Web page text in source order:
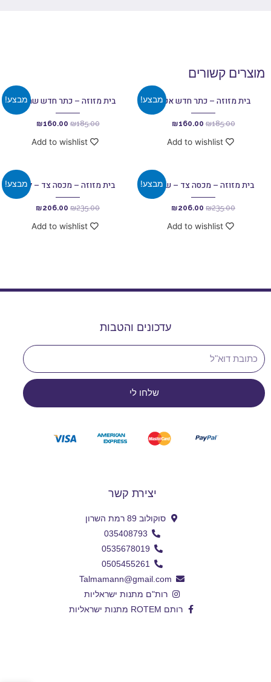
מוצרים קשורים
מבצע!בית מזוזה – כתר חדש אפור
₪185.00
₪160.00
Add to wishlist
מבצע!בית מזוזה – כתר חדש שחור
₪185.00
₪160.00
Add to wishlist
מבצע!בית מזוזה – מכסה צד – שחור
₪235.00
₪206.00
Add to wishlist
מבצע!בית מזוזה – מכסה צד – לבן
₪235.00
₪206.00
Add to wishlist
עדכונים והטבות
שלחו לי
יצירת קשר
סוקולוב 89 רמת השרון
035408793
0535678019
0505455261
Talmamann@gmail.com
רות"ם מתנות ישראליות
רותם ROTEM מתנות ישראליות